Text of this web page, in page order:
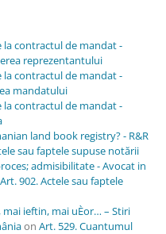
contractul de mandat -
reprezentantului
contractul de mandat -
mandatului
contractul de mandat -
land book registry? - R&R
sau faptele supuse notării
admisibilitate - Avocat in
Art. 902. Actele sau faptele
ieftin, mai uÈor… – Stiri
on Art. 529. Cuantumul